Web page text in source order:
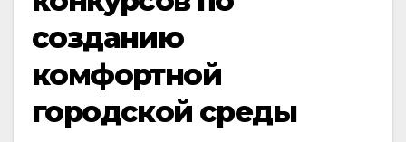
созданию
комфортной
городской среды